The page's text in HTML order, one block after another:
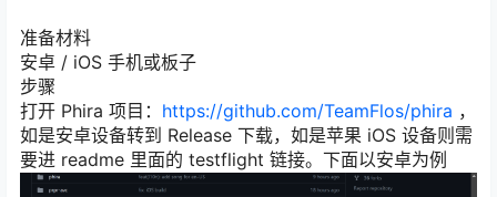
准备材料
安卓 / iOS 手机或板子
步骤
打开 Phira 项目： https://github.com/TeamFlos/phira ，
如是安卓设备转到 Release 下载，如是苹果 iOS 设备则需
要进 readme 里面的 testflight 链接。下面以安卓为例